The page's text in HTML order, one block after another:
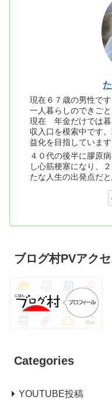
現在６７歳の男性です
一人暮らしのできご
現在 年金だけでは暮
収入口を模索中です
益化を目指しています
４０代の後半に膠原
し心筋梗塞になり、
たな人生の出発点だ
ブログ村PVアク
Categories
YOUTUBE投稿